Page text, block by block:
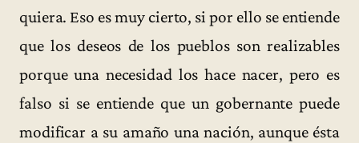
quiera. Eso es muy cierto, si por ello se entiende
que los deseos de los pueblos son realizables
porque una necesidad los hace nacer, pero es
falso si se entiende que un gobernante puede
modificar a su amaño una nación, aunque ésta